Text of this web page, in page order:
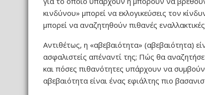
κινδύνου» μπορεί να εκλογικεύσεις τον
μπορεί να αναζητηθούν πιθανές εναλλακτικές
Αντιθέτως, η «αβεβαιότητα» (αβεβαιότητα)
ασφαλιστείς απέναντί ​​της; Πώς θα
και πόσες πιθανότητες υπάρχουν να
αβεβαιότητα είναι ένας εφιάλτης πιο